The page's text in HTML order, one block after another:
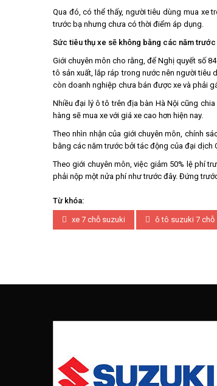
Qua đó, có thể thấy, người tiêu dùng mua xe
trước bạ nhưng chưa có thời điểm áp dụng.
Sức tiêu thụ xe sẽ không bằng các năm trước
Giới chuyên môn cho rằng, để Nghị quyết số
tô sản xuất, lắp ráp trong nước nên người tiêu
còn doanh nghiệp chưa bán được xe và phải
Nhiều đại lý ô tô trên địa bàn Hà Nội cũng
hàng sẽ mua xe với giá xe cao hơn hiện nay.
Theo nhìn nhận của giới chuyên môn, chính
bằng các năm trước bởi tác động của đại dịch
Theo giới chuyên môn, việc giảm 50% lệ phí
phải nộp một nửa phí như trước đây. Đứng
Từ khóa:
xe 7 chỗ suzuki ô tô suzuki 7 chỗ